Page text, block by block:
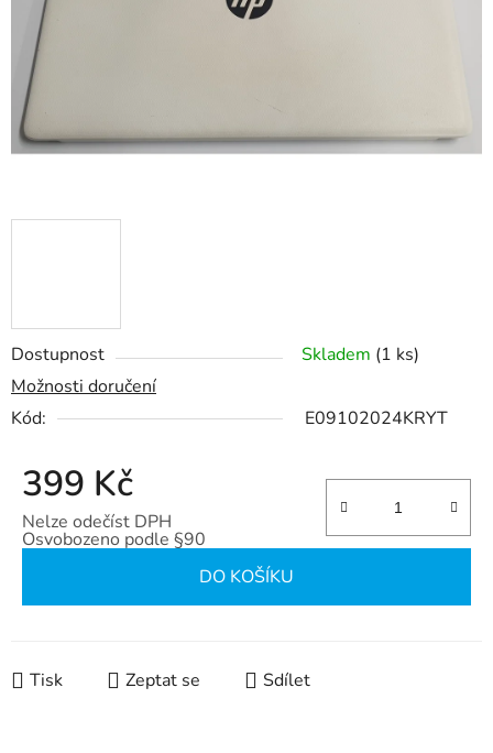
Dostupnost Skladem (1 ks)
Možnosti doručení
Kód:
E09102024KRYT
399 Kč
Nelze odečíst DPH
Osvobozeno podle §90
DO KOŠÍKU
Tisk Zeptat se Sdílet
hvězdiček.